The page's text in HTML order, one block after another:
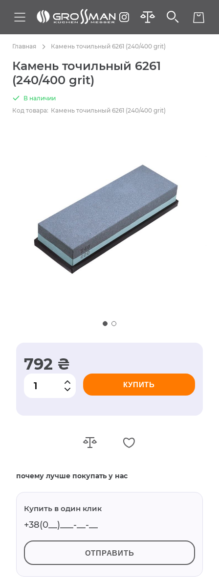
Главная Камень точильный 6261 (240/400 grit)
Камень точильный 6261
(240/400 grit)
В наличии
Код товара: Камень точильный 6261 (240/400 grit)
792 ₴
КУПИТЬ
почему лучше покупать у нас
Купить в один клик
ОТПРАВИТЬ